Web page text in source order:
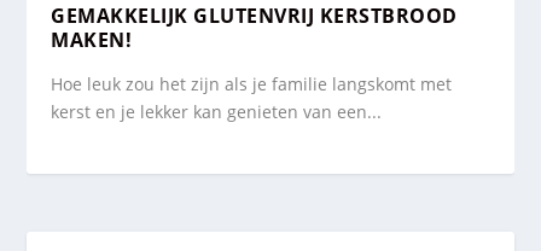
GEMAKKELIJK GLUTENVRIJ KERSTBROOD
MAKEN!
Hoe leuk zou het zijn als je familie langskomt met
kerst en je lekker kan genieten van een...